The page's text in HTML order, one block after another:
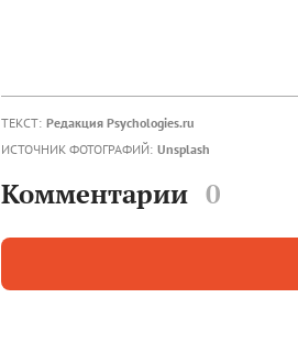
ТЕКСТ: Редакция Psychologies.ru
ИСТОЧНИК ФОТОГРАФИЙ: Unsplash
Комментарии 0